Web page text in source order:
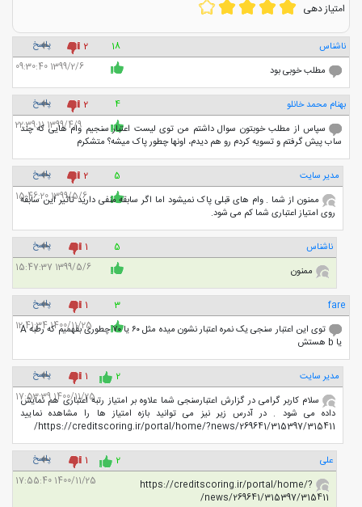
امتیاز دهی
ناشناس پاسخ 18
2
1399/2/6 09:30:40 مطلب خوبی بود
بهنام محمد خانلو پاسخ 4
2
1399/4/9 22:39:11
سپاس از مطلب خوبتون سوال داشتم من توی لیست اعتبار سنجیم وام هایی که چند
ساب پیش گرفتم و تسویه کردم رو هم دیدم، اونها چطور پاک میشه؟ متشکرم
مدیر سایت پاسخ 5
2
1399/5/6 15:46:20
ممنون از شما . وام های قبلی پاک نمیشود اما اگر سابقه منفی دارید تاثیر این سابقه
روی امتیاز اعتباری شما کم می شود.
ناشناس پاسخ 5
1
1399/5/6 15:47:37 ممنون
fare پاسخ 3
1
1400/11/25 12:41:34
توی این اعتبار سنجی یک نمره اعتبار نشون میده مثل ۶۰ یا ۷۰ چطوری بفهمیم که رطبه A
یا b هستش
مدیر سایت پاسخ 2
1
1400/11/25 17:53:39
سلام کاربر گرامی در گزارش اعتبارسنجی شما علاوه بر امتیاز رتبه اعتباری هم نمایش
داده می شود . در آدرس زیر نیز می توانید بازه امتیاز ها را مشاهده نمایید
https://creditscoring.ir/portal/home/?news/269641/315397/315411/
علی پاسخ 2
1
1400/11/25 17:55:40
https://creditscoring.ir/portal/home/?
news/269641/315397/315411/